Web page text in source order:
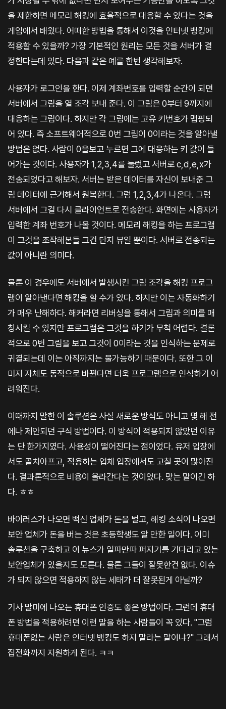
을 제한하면 메모리 해킹에 효율적으로 대응할 수 있다는 것을
게임에서 배웠다. 어떠한 방법을 통해서 이것을 인터넷 뱅킹에
적용할 수 있을까? 가장 기본적인 원리는 모든 것을 서버가 결
정한다는데 있다. 다음과 같은 예를 한번 생각해보자.
사용자가 로그인을 한다. 이제 계좌번호를 입력할 순간이 되면
서버에서 그림을 열 조각 보내 준다. 이 그림은 0부터 9까지에
대응하는 그림이다. 하지만 각 그림에는 고유 키번호가 맵핑되
어 있다. 즉 소프트웨어적으로 0번 그림이 0이라는 것을 알아낼
방법은 없다. 사람이 0을보고 누르면 그에 대응하는 키 값이 들
어가는 것이다. 사용자가 1,2,3,4를 눌렀고 서버로 c,d,e,x가
전송되었다고 해보자. 서버는 받은 데이터를 자신이 보내준 그
림 데이터에 근거해서 원복한다. 그럼 1,2,3,4가 나온다. 그럼
서버에서 그걸 다시 클라이언트로 전송한다. 화면에는 사용자가
입력한 계좌 번호가 나올 것이다. 메모리 해킹을 하는 프로그램
이 그것을 조작해본들 그건 단지 뷰일 뿐이다. 서버로 전송되는
값이 아니란 의미다.
물론 이 경우에도 서버에서 발생시킨 그림 조각을 해킹 프로그
램이 알아낸다면 해킹을 할 수가 있다. 하지만 이는 자동화하기
가 매우 난해하다. 해커라면 리버싱을 통해서 그림과 의미를 매
칭시킬 수 있지만 프로그램은 그것을 하기가 무척 어렵다. 결론
적으로 0번 그림을 보고 그것이 0이라는 것을 인식하는 문제로
귀결되는데 이는 아직까지는 불가능하기 때문이다. 또한 그 이
미지 자체도 동적으로 바뀐다면 더욱 프로그램으로 인식하기 어
려워진다.
이때까지 말한 이 솔루션은 사실 새로운 방식도 아니고 몇 해 전
에나 제안되던 구식 방법이다. 이 방식이 적용되지 않았던 이유
는 단 한가지였다. 사용성이 떨어진다는 점이었다. 유저 입장에
서도 골치아프고, 적용하는 업체 입장에서도 고칠 곳이 많아진
다. 결과론적으로 비용이 올라간다는 것이었다. 맞는 말이긴 하
다. ㅎㅎ
바이러스가 나오면 백신 업체가 돈을 벌고, 해킹 소식이 나오면
보안 업체가 돈을 버는 것은 초등학생도 알 만한 일이다. 이미
솔루션을 구축하고 이 뉴스가 일파만파 퍼지기를 기다리고 있는
보안업체가 있을지도 모른다. 물론 그들이 잘못한건 없다. 이슈
가 되지 않으면 적용하지 않는 세태가 더 잘못된게 아닐까?
기사 말미에 나오는 휴대폰 인증도 좋은 방법이다. 그런데 휴대
폰 방법을 적용하려면 이런 말을 하는 사람들이 꼭 있다. "그럼
휴대폰없는 사람은 인터넷 뱅킹도 하지 말라는 말이냐?" 그래서
집전화까지 지원하게 된다. ㅋㅋ